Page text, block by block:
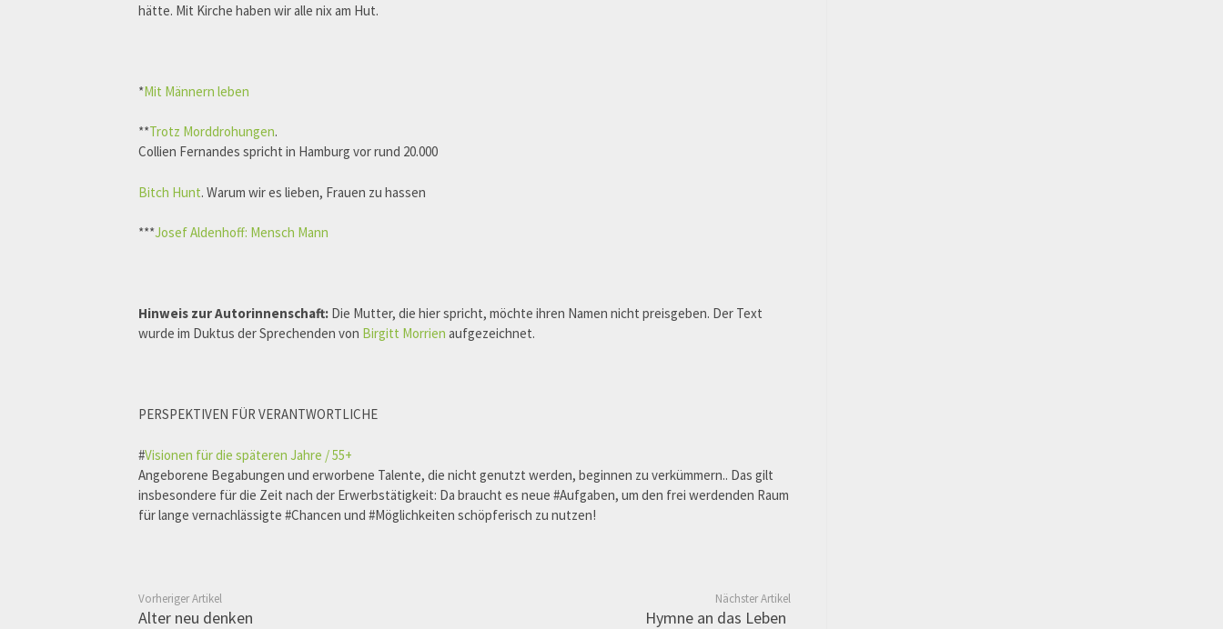
hätte. Mit Kirche haben wir alle nix am Hut.
*Mit Männern leben
**Trotz Morddrohungen.
Collien Fernandes spricht in Hamburg vor rund 20.000
Bitch Hunt. Warum wir es lieben, Frauen zu hassen
***Josef Aldenhoff: Mensch Mann
Hinweis zur Autorinnenschaft: Die Mutter, die hier spricht, möchte ihren Namen nicht preisgeben. Der Text
wurde im Duktus der Sprechenden von Birgitt Morrien aufgezeichnet.
PERSPEKTIVEN FÜR VERANTWORTLICHE
#Visionen für die späteren Jahre / 55+
Angeborene Begabungen und erworbene Talente, die nicht genutzt werden, beginnen zu verkümmern.. Das gilt
insbesondere für die Zeit nach der Erwerbstätigkeit: Da braucht es neue #Aufgaben, um den frei werdenden Raum
für lange vernachlässigte #Chancen und #Möglichkeiten schöpferisch zu nutzen!
Vorheriger Artikel
Alter neu denken
Nächster Artikel
Hymne an das Leben